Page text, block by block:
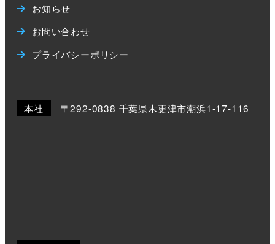
お知らせ
お問い合わせ
プライバシーポリシー
本社 〒292-0838 千葉県木更津市潮浜1-17-116